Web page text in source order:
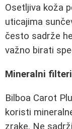
Osetljiva koža
uticajima
često sadrže
važno birati
Mineralni filteri
Bilboa Carot
koristi
zrake. Ne